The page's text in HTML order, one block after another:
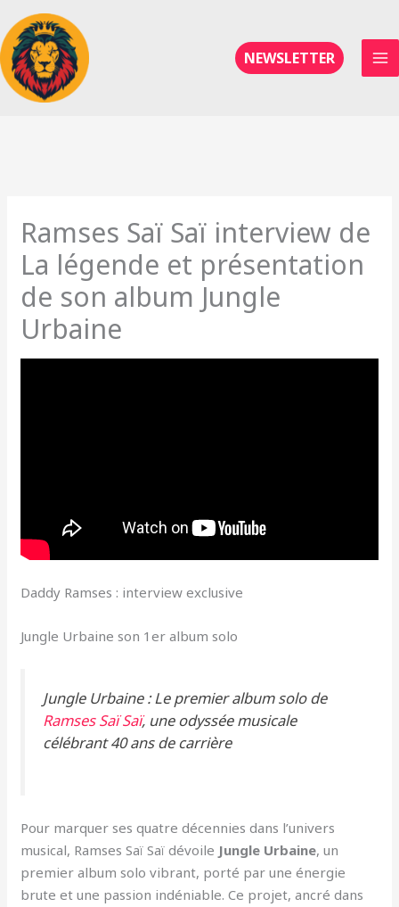
au
contenu
NEWSLETTER
Ramses Saï Saï interview de
La légende et présentation
de son album Jungle
Urbaine
Daddy Ramses : interview exclusive
Jungle Urbaine son 1er album solo
Jungle Urbaine : Le premier album solo de
Ramses Saï Saï, une odyssée musicale
célébrant 40 ans de carrière
Pour marquer ses quatre décennies dans l’univers
musical, Ramses Saï Saï dévoile Jungle Urbaine, un
premier album solo vibrant, porté par une énergie
brute et une passion indéniable. Ce projet, ancré dans